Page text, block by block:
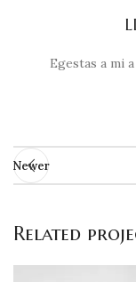
Egestas a mi
Newer
Related